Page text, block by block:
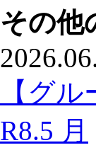
その他
【グ
R8.5 月